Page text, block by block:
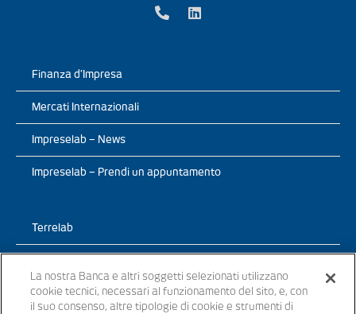
Finanza d’Impresa
Mercati Internazionali
Impreselab – News
Impreselab – Prendi un appuntamento
Terrelab
TerreLab – News
La nostra Banca e altri soggetti selezionati utilizzano
cookie tecnici, necessari al funzionamento del sito, e, con
il suo consenso, altre tipologie di cookie e strumenti di